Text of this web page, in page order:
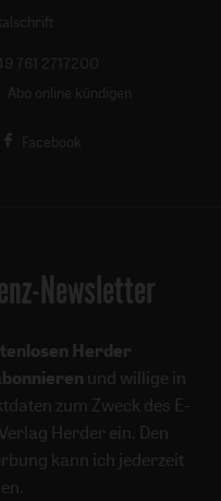
761 2717200
Abo online kündigen
Facebook
Newsletter
Herder
und willige in
zum Zweck des E-
Herder ein. Den
kann ich jederzeit